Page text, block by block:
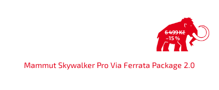
6 499 Kč
–15 %
Mammut Skywalker Pro Via Ferrata Package 2.0